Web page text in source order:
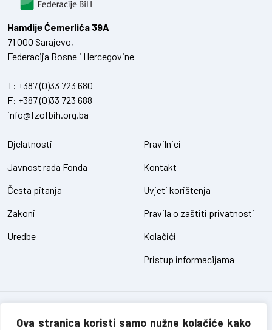
Ova stranica koristi samo nužne kolačiće kako
Hamdiје Ćemerlića 39A
71 000 Sarajevo,
Federacija Bosne i Hercegovine
T: +387 (0)33 723 680
F: +387 (0)33 723 688
info@fzofbih.org.ba
Djelatnosti
Javnost rada Fonda
Česta pitanja
Zakoni
Uredbe
Pravilnici
Kontakt
Uvjeti korištenja
Pravila o zaštiti privatnosti
Kolačići
Pristup informacijama
developmentSIK